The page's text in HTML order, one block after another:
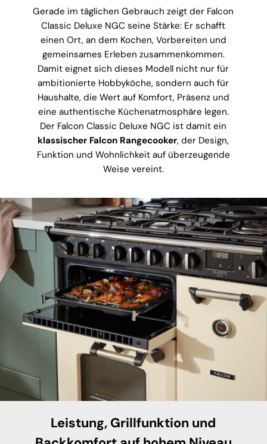
Gerade im täglichen Gebrauch zeigt der Falcon
Classic Deluxe NGC seine Stärke: Er schafft
einen Ort, an dem Kochen, Vorbereiten und
gemeinsames Erleben zusammenkommen.
Damit eignet sich dieses Modell nicht nur für
ambitionierte Hobbyköche, sondern auch für
Haushalte, die Wert auf Komfort, Präsenz und
eine authentische Küchenatmosphäre legen.
Der Falcon Classic Deluxe NGC ist damit ein
klassischer Falcon Rangecooker, der Design,
Funktion und Wohnlichkeit auf überzeugende
Weise vereint.
Leistung, Grillfunktion und